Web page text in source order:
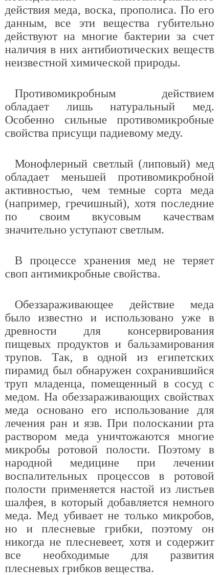
действия меда, воска, прополиса. По его
данным, все эти вещества губительно
действуют на многие бактерии за счет
наличия в них антибиотических веществ
неизвестной химической природы.
Противомикробным действием
обладает лишь натуральный мед.
Особенно сильные противомикробные
свойства присущи падиевому меду.
Монофлерный светлый (липовый) мед
обладает меньшей противомикробной
активностью, чем темные сорта меда
(например, гречишный), хотя последние
по своим вкусовым качествам
значительно уступают светлым.
В процессе хранения мед не теряет
своп антимикробные свойства.
Обеззараживающее действие меда
было известно и использовано уже в
древности для консервирования
пищевых продуктов и бальзамирования
трупов. Так, в одной из египетских
пирамид был обнаружен сохранившийся
труп младенца, помещенный в сосуд с
медом. На обеззараживающих свойствах
меда основано его использование для
лечения ран и язв. При полоскании рта
раствором меда уничтожаются многие
микробы ротовой полости. Поэтому в
народной медицине при лечении
воспалительных процессов в ротовой
полости применяется настой из листьев
шалфея, в который добавляется немного
меда. Мед убивает не только микробов,
но и плесневые грибки, поэтому он
никогда не плесневеет, хотя и содержит
все необходимые для развития
плесневых грибков вещества.